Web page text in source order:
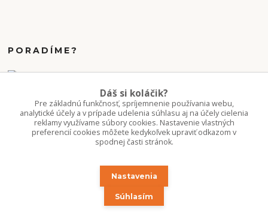
PORADÍME?
Po-Pi 10-16:00
info.kvetaren@gmail.com
Dáš si koláčik?
Pre základnú funkčnosť, spríjemnenie používania webu,
analytické účely a v prípade udelenia súhlasu aj na účely cielenia
reklamy využívame súbory cookies. Nastavenie vlastných
preferencií cookies môžete kedykoľvek upraviť odkazom v
spodnej časti stránok.
Nastavenia
Súhlasím